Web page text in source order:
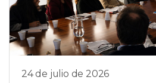
24 de julio de 2026